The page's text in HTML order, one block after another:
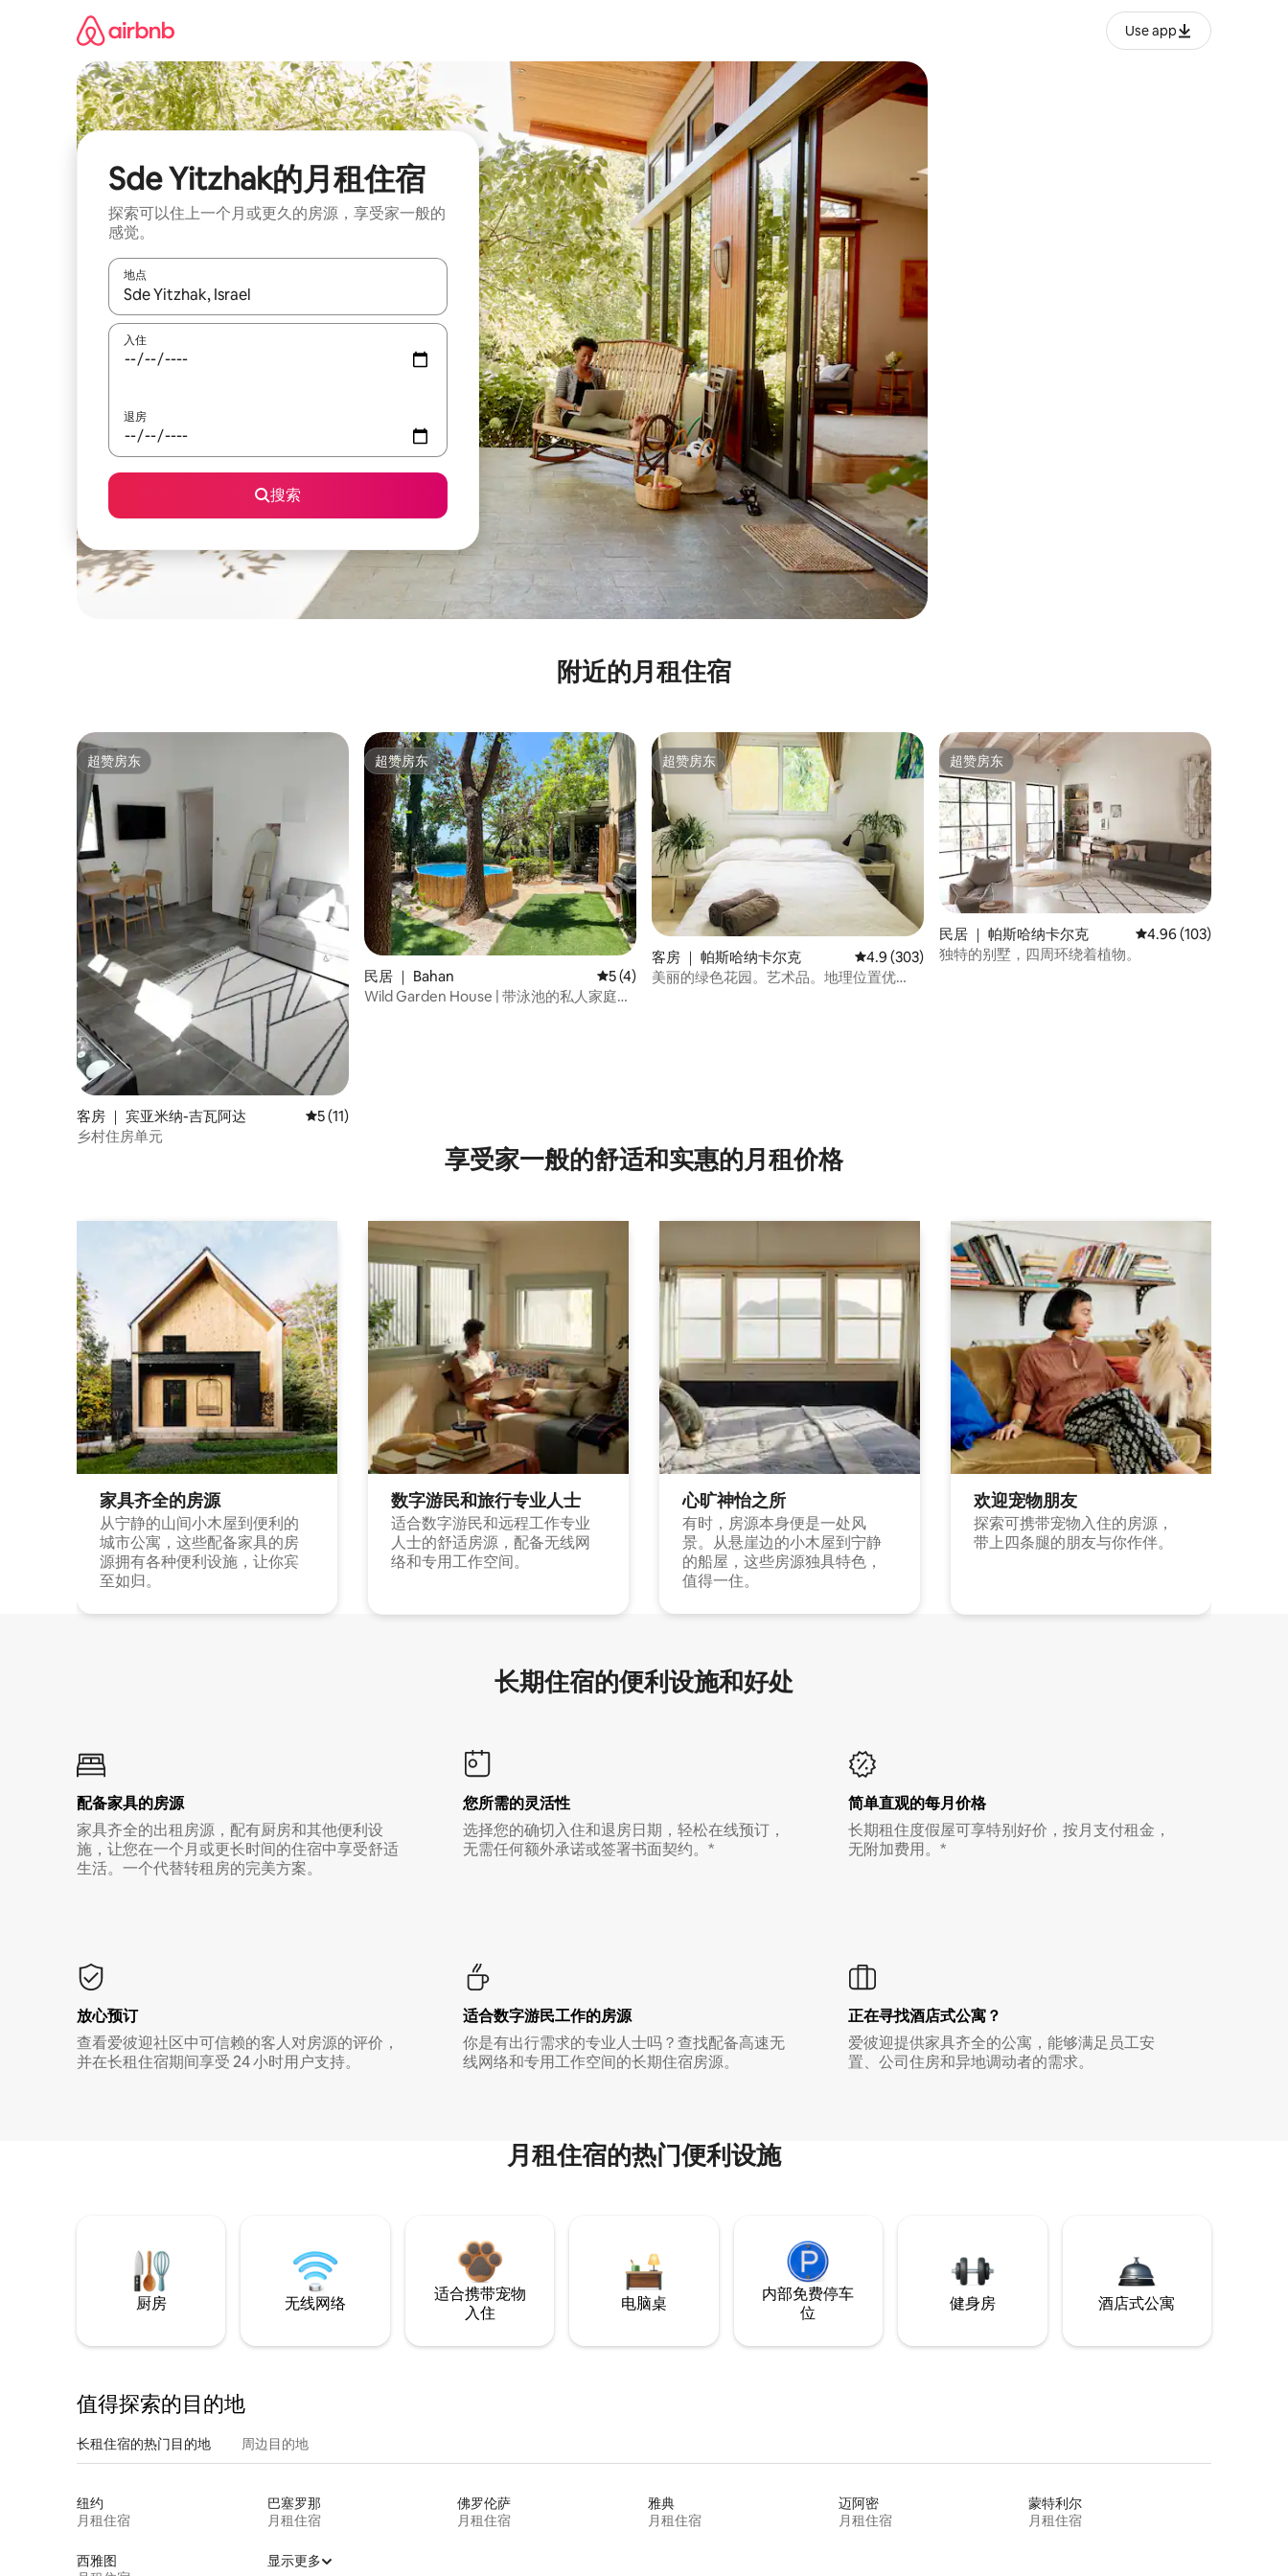
Use app
Sde Yitzhak的月租住宿
探索可以住上一个月或更久的房源，享受家一般的
感觉。
地点
如有搜索结果，请使用上下方向键查看，或通过点击或滑动手势浏览。
入住
退房
搜索
附近的月租住宿
超赞房东
超赞房东
客房 ｜ 宾亚米纳-吉瓦阿达 平均评分 5 分（满分 5 分），共 11 条评价
5 (11)
乡村住房单元
超赞房东
超赞房东
民居 ｜ Bahan 平均评分 5 分（满分 5 分），共 4 条评价
5 (4)
Wild Garden House | 带泳池的私人家庭住
超赞房东
超赞房东
客房 ｜ 帕斯哈纳卡尔克 平均评分 4.9 分（满分 5 分），共 303 条评价
4.9 (303)
美丽的绿色花园。艺术品。地理位置优
超赞房东
超赞房东
民居 ｜ 帕斯哈纳卡尔克 平均评分 4.96 分（满
4.96 (103)
独特的别墅，四周环绕着植物。
享受家一般的舒适和实惠的月租价格
家具齐全的房源
从宁静的山间小木屋到便利的
城市公寓，这些配备家具的房
源拥有各种便利设施，让你宾
至如归。
数字游民和旅行专业人士
适合数字游民和远程工作专业
人士的舒适房源，配备无线网
络和专用工作空间。
心旷神怡之所
有时，房源本身便是一处风
景。从悬崖边的小木屋到宁静
的船屋，这些房源独具特色，
值得一住。
欢迎宠物朋友
探索可携带宠物入住的房源，
带上四条腿的朋友与你作伴。
长期住宿的便利设施和好处
配备家具的房源
家具齐全的出租房源，配有厨房和其他便利设
施，让您在一个月或更长时间的住宿中享受舒适
生活。一个代替转租房的完美方案。
您所需的灵活性
选择您的确切入住和退房日期，轻松在线预订，
无需任何额外承诺或签署书面契约。*
简单直观的每月价格
长期租住度假屋可享特别好价，按月支付租金，
无附加费用。*
放心预订
查看爱彼迎社区中可信赖的客人对房源的评价，
并在长租住宿期间享受 24 小时用户支持。
适合数字游民工作的房源
你是有出行需求的专业人士吗？查找配备高速无
线网络和专用工作空间的长期住宿房源。
正在寻找酒店式公寓？
爱彼迎提供家具齐全的公寓，能够满足员工安
置、公司住房和异地调动者的需求。
月租住宿的热门便利设施
厨房 无线网络
适合携带宠物
入住
电脑桌
内部免费停车
位
健身房 酒店式公寓
值得探索的目的地
长租住宿的热门目的地 周边目的地
纽约
月租住宿
巴塞罗那
月租住宿
佛罗伦萨
月租住宿
雅典
月租住宿
迈阿密
月租住宿
蒙特利尔
月租住宿
西雅图
显示更多